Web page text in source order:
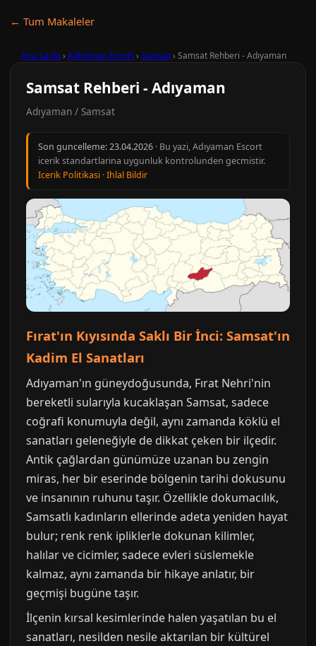
← Tum Makaleler
Ana Sayfa › Adıyaman Escort› Samsat› Samsat Rehberi - Adıyaman
Samsat Rehberi - Adıyaman
Adıyaman / Samsat
Son guncelleme:23.04.2026 · Bu yazi, Adıyaman Escort
icerik standartlarina uygunluk kontrolunden gecmistir.
Icerik Politikasi ·Ihlal Bildir
Fırat'ın Kıyısında Saklı Bir İnci: Samsat'ın
Kadim El Sanatları
Adıyaman'ın güneydoğusunda, Fırat Nehri'nin
bereketli sularıyla kucaklaşan Samsat, sadece
coğrafi konumuyla değil, aynı zamanda köklü el
sanatları geleneğiyle de dikkat çeken bir ilçedir.
Antik çağlardan günümüze uzanan bu zengin
miras, her bir eserinde bölgenin tarihi dokusunu
ve insanının ruhunu taşır. Özellikle dokumacılık,
Samsatlı kadınların ellerinde adeta yeniden hayat
bulur; renk renk ipliklerle dokunan kilimler,
halılar ve cicimler, sadece evleri süslemekle
kalmaz, aynı zamanda bir hikaye anlatır, bir
geçmişi bugüne taşır.
İlçenin kırsal kesimlerinde halen yaşatılan bu el
sanatları, nesilden nesile aktarılan bir kültürel